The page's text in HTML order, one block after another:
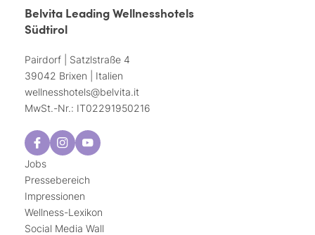
Belvita Leading Wellnesshotels
Südtirol
Pairdorf | Satzlstraße 4
39042 Brixen | Italien
wellnesshotels@belvita.it
MwSt.-Nr.: IT02291950216
Jobs
Pressebereich
Impressionen
Wellness-Lexikon
Social Media Wall